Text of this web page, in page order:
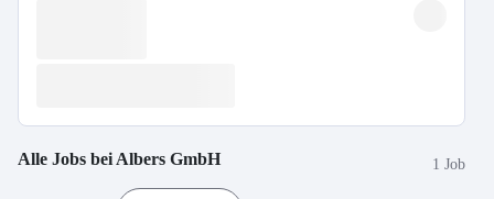
Alle Jobs bei Albers GmbH 1 Job